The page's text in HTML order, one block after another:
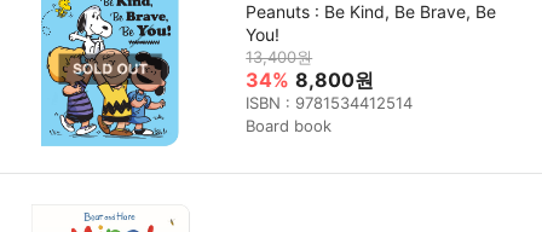
Peanuts : Be Kind, Be Brave, Be
You!
13,400원
34% 8,800원
ISBN : 9781534412514
Board book